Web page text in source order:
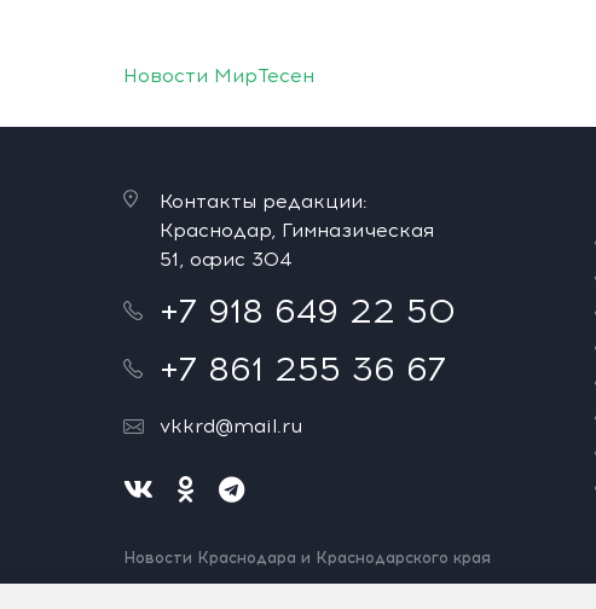
Новости МирТесен
Контакты редакции:
Краснодар, Гимназическая
51, офис 304
+7 918 649 22 50
+7 861 255 36 67
vkkrd@mail.ru
Новости Краснодара и Краснодарского края
Нашли ошибку? Выделите и нажмите Ctrl+Enter.